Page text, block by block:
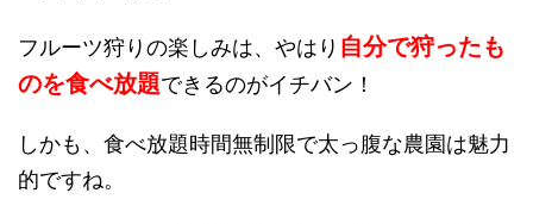
フルーツ狩りの楽しみは、やはり 自分で狩ったも
のを食べ放題できるのがイチバン！
しかも、食べ放題時間無制限で太っ腹な農園は魅力
的ですね。